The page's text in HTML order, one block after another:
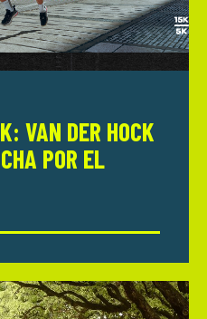
VAN DER HOCK
POR EL